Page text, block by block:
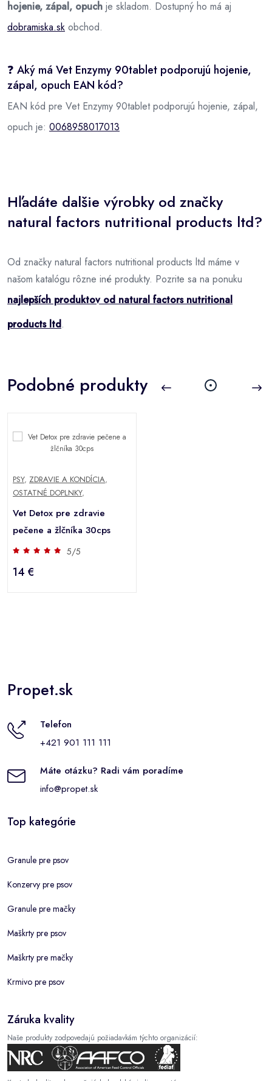
hojenie, zápal, opuch je skladom. Dostupný ho má aj
dobramiska.sk obchod.
❓ Aký má Vet Enzymy 90tablet podporujú hojenie,
zápal, opuch EAN kód?
EAN kód pre Vet Enzymy 90tablet podporujú hojenie, zápal,
opuch je: 0068958017013
Hľadáte dalšie výrobky od značky
natural factors nutritional products ltd?
Od značky natural factors nutritional products ltd máme v
našom katalógu rôzne iné produkty. Pozrite sa na ponuku
najlepších produktov od natural factors nutritional
products ltd.
Podobné produkty
PSY, ZDRAVIE A KONDÍCIA,
OSTATNÉ DOPLNKY,
Vet Detox pre zdravie
pečene a žlčníka 30cps
5/5
14 €
Propet.sk
Telefon
+421 901 111 111
Máte otázku? Radi vám poradíme
info@propet.sk
Top kategórie
Granule pre psov
Konzervy pre psov
Granule pre mačky
Maškrty pre psov
Maškrty pre mačky
Krmivo pre psov
Záruka kvality
Naše produkty zodpovedajú požiadavkám týchto organizácií: